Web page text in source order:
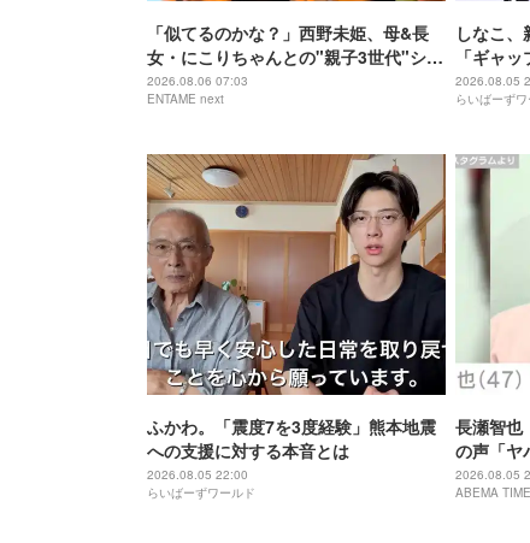
「似てるのかな？」西野未姫、母&長
女・にこりちゃんとの"親子3世代"ショ
ット公開「美人で素敵」
2026.08.06 07:03
ENTAME next
しなこ
「ギャ
2026.08.05
らいばーず
ふかわ。「震度7を3度経験」熊本地震
への支援に対する本音とは
2026.08.05 22:00
らいばーずワールド
長瀬智也
の声「ヤ
「ワイル
2026.08.05
ABEMA